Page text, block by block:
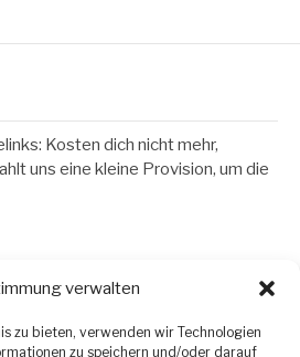
verwalten
zu bieten, verwenden wir Technologien
zu speichern und/oder darauf
Kosten dich nicht mehr,
uns eine kleine Provision, um die